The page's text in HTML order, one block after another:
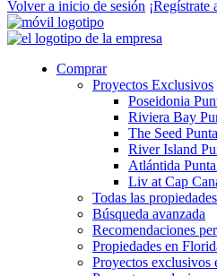
Volver a inicio de sesión ¡Regístrate
Comprar
Proyectos Exclusivos
Poseidonia
Riviera Bay
The Seed
River Island
Atlántida
Liv at Cap
Todas las propiedades
Búsqueda avanzada
Recomendaciones
Propiedades en
Proyectos exclusivos